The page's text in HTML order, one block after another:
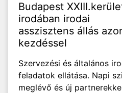
Budapest
irodában irodai
asszisztens állás
kezdéssel
Szervezési és általános
feladatok ellátása. Napi
meglévő és új